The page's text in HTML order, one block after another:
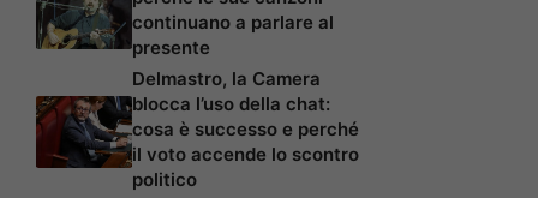
continuano a parlare al
presente
Delmastro, la Camera
blocca l’uso della chat:
cosa è successo e perché
il voto accende lo scontro
politico